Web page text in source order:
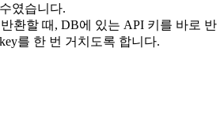
였습니다.
환할 때, DB에 있는 API 키를 바로 반
를 한 번 거치도록 합니다.